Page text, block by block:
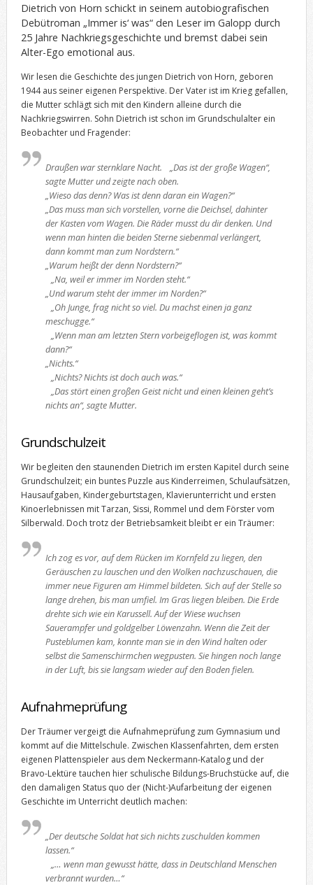
Dietrich von Horn schickt in seinem autobiografischen
Debütroman „Immer is‘ was“ den Leser im Galopp durch
25 Jahre Nachkriegsgeschichte und bremst dabei sein
Alter-Ego emotional aus.
Wir lesen die Geschichte des jungen Dietrich von Horn, geboren
1944 aus seiner eigenen Perspektive. Der Vater ist im Krieg gefallen,
die Mutter schlägt sich mit den Kindern alleine durch die
Nachkriegswirren. Sohn Dietrich ist schon im Grundschulalter ein
Beobachter und Fragender:
Draußen war sternklare Nacht. „Das ist der große Wagen“,
sagte Mutter und zeigte nach oben.
„Wieso das denn? Was ist denn daran ein Wagen?“
„Das muss man sich vorstellen, vorne die Deichsel, dahinter
der Kasten vom Wagen. Die Räder musst du dir denken. Und
wenn man hinten die beiden Sterne siebenmal verlängert,
dann kommt man zum Nordstern.“
„Warum heißt der denn Nordstern?“
„Na, weil er immer im Norden steht.“
„Und warum steht der immer im Norden?“
„Oh Junge, frag nicht so viel. Du machst einen ja ganz
meschugge.“
„Wenn man am letzten Stern vorbeigeflogen ist, was kommt
dann?“
„Nichts.“
„Nichts? Nichts ist doch auch was.“
„Das stört einen großen Geist nicht und einen kleinen geht’s
nichts an“, sagte Mutter.
Grundschulzeit
Wir begleiten den staunenden Dietrich im ersten Kapitel durch seine
Grundschulzeit; ein buntes Puzzle aus Kinderreimen, Schulaufsätzen,
Hausaufgaben, Kindergeburtstagen, Klavierunterricht und ersten
Kinoerlebnissen mit Tarzan, Sissi, Rommel und dem Förster vom
Silberwald. Doch trotz der Betriebsamkeit bleibt er ein Träumer:
Ich zog es vor, auf dem Rücken im Kornfeld zu liegen, den
Geräuschen zu lauschen und den Wolken nachzuschauen, die
immer neue Figuren am Himmel bildeten. Sich auf der Stelle so
lange drehen, bis man umfiel. Im Gras liegen bleiben. Die Erde
drehte sich wie ein Karussell. Auf der Wiese wuchsen
Sauerampfer und goldgelber Löwenzahn. Wenn die Zeit der
Pusteblumen kam, konnte man sie in den Wind halten oder
selbst die Samenschirmchen wegpusten. Sie hingen noch lange
in der Luft, bis sie langsam wieder auf den Boden fielen.
Aufnahmeprüfung
Der Träumer vergeigt die Aufnahmeprüfung zum Gymnasium und
kommt auf die Mittelschule. Zwischen Klassenfahrten, dem ersten
eigenen Plattenspieler aus dem Neckermann-Katalog und der
Bravo-Lektüre tauchen hier schulische Bildungs-Bruchstücke auf, die
den damaligen Status quo der (Nicht-)Aufarbeitung der eigenen
Geschichte im Unterricht deutlich machen:
„Der deutsche Soldat hat sich nichts zuschulden kommen
lassen.“
„… wenn man gewusst hätte, dass in Deutschland Menschen
verbrannt wurden…“